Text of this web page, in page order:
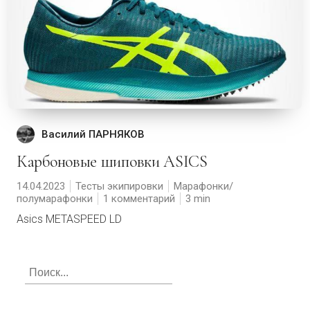
Василий ПАРНЯКОВ
Карбоновые шиповки ASICS
14.04.2023 Тесты экипировки
Марафонки/
полумарафонки
1 комментарий 3
Asics METASPEED LD